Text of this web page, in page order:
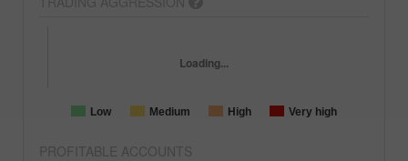
Low Medium High Very high
Loading...
PROFITABLE ACCOUNTS